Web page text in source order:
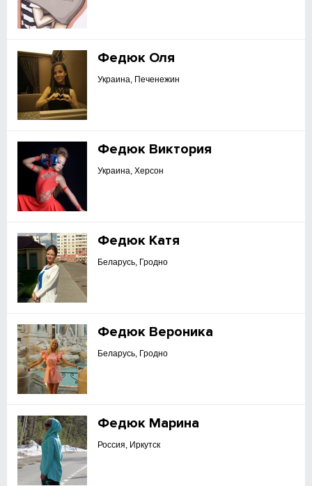
Федюк Оля
Украина, Печенежин
Федюк Виктория
Украина, Херсон
Федюк Катя
Беларусь, Гродно
Федюк Вероника
Беларусь, Гродно
Федюк Марина
Россия, Иркутск